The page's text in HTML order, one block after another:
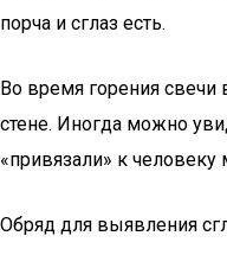
порча и сглаз есть.
Во время горения свечи
стене. Иногда можно
«привязали» к человеку
Обряд для выявления